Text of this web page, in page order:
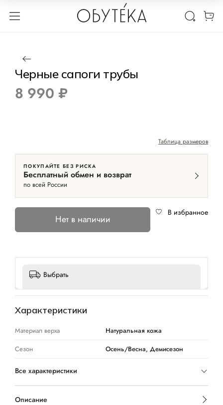
1 / 5
Черные сапоги трубы
8 990 ₽
Таблица размеров
ПОКУПАЙТЕ БЕЗ РИСКА
Бесплатный обмен и возврат
по всей России
Нет в наличии
В избранное
Выбрать
Характеристики
Материал верха
Натуральная кожа
Сезон
Осень/Весна, Демисезон
Все характеристики
Описание